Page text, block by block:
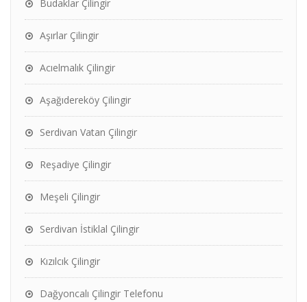
Budaklar Çilingir
Aşırlar Çilingir
Acıelmalık Çilingir
Aşağıdereköy Çilingir
Serdivan Vatan Çilingir
Reşadiye Çilingir
Meşeli Çilingir
Serdivan İstiklal Çilingir
Kızılcık Çilingir
Dağyoncalı Çilingir Telefonu